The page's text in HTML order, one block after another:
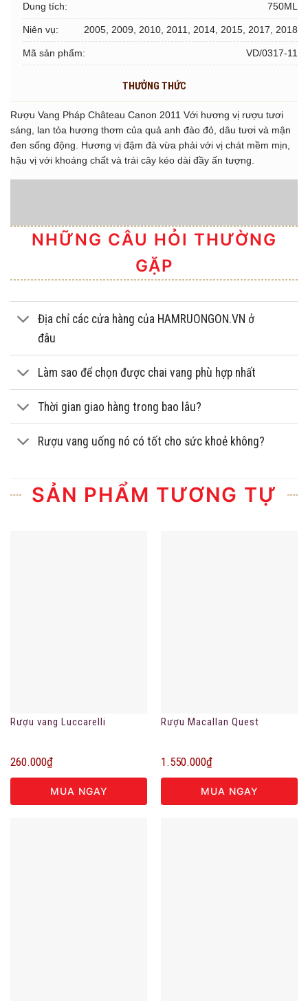
Dung tích: 750ML
Niên vụ: 2005, 2009, 2010, 2011, 2014, 2015, 2017, 2018
Mã sản phẩm: VD/0317-11
THƯỞNG THỨC
Rượu Vang Pháp Château Canon 2011 Với hương vị rượu tươi
sáng, lan tỏa hương thơm của quả anh đào đỏ, dâu tươi và mận
đen sống động. Hương vị đậm đà vừa phải với vị chát mềm mịn,
hậu vị với khoáng chất và trái cây kéo dài đầy ấn tượng.
NHỮNG CÂU HỎI THƯỜNG
GẶP
Địa chỉ các cửa hàng của HAMRUONGON.VN ở
đâu
Làm sao để chọn được chai vang phù hợp nhất
Thời gian giao hàng trong bao lâu?
Rượu vang uống nó có tốt cho sức khoẻ không?
SẢN PHẨM TƯƠNG TỰ
Rượu vang Luccarelli
260.000₫
MUA NGAY
Rượu Macallan Quest
1.550.000₫
MUA NGAY